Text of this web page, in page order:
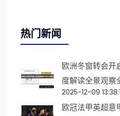
热门新闻
欧洲冬窗转会开
度解读全景观察
2025-12-09
欧冠法甲英超意